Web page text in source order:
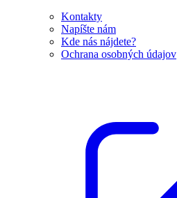
Kontakty
Napíšte nám
Kde nás nájdete?
Ochrana osobných údajov